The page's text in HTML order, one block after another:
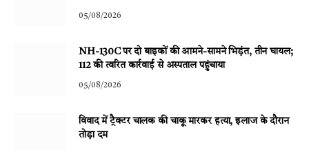
05/08/2026
NH-130C पर दो बाइकों की आमने-सामने भिड़ंत, तीन घायल;
112 की त्वरित कार्रवाई से अस्पताल पहुंचाया
05/08/2026
विवाद में ट्रैक्टर चालक की चाकू मारकर हत्या, इलाज के दौरान
तोड़ा दम